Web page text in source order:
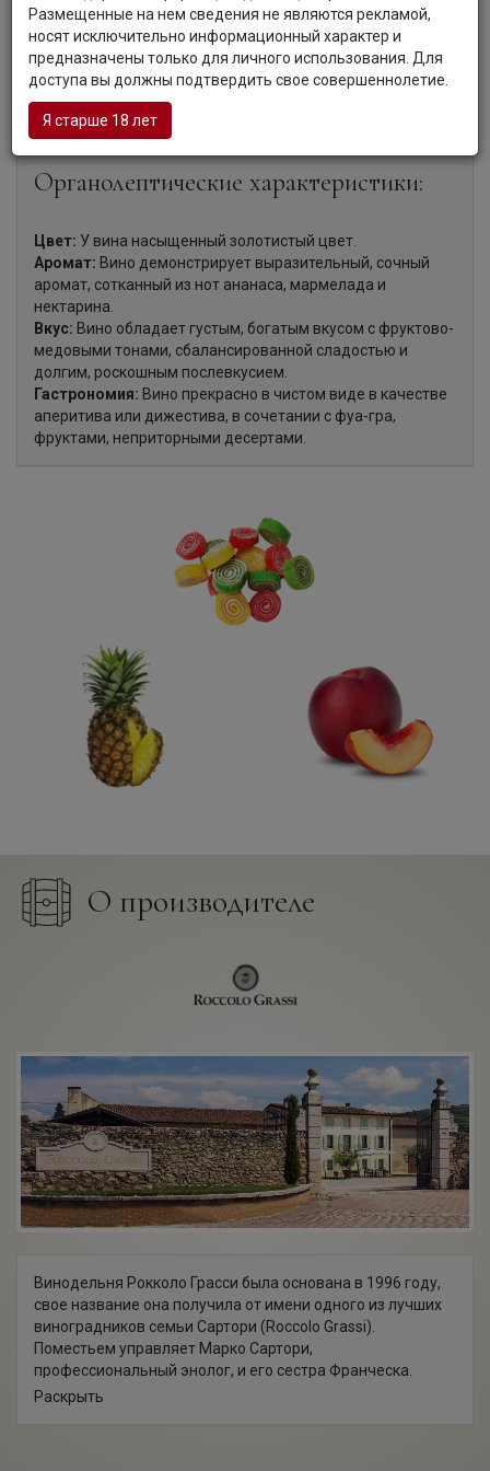
не выполняется. Созревание вина проходит в два этапа:
18 месяцев в дубовых бочках (20% новых) и 24 месяца в
бутылках. "Ла Бройя" выпускается в ограниченном
объеме, не превышающем 2400 бутылок в год.
Органолептические характеристики:
Цвет: У вина насыщенный золотистый цвет.
Аромат: Вино демонстрирует выразительный, сочный
аромат, сотканный из нот ананаса, мармелада и
нектарина.
Вкус: Вино обладает густым, богатым вкусом с фруктово-
медовыми тонами, сбалансированной сладостью и
долгим, роскошным послевкусием.
Гастрономия: Вино прекрасно в чистом виде в качестве
аперитива или дижестива, в сочетании с фуа-гра,
фруктами, неприторными десертами.
О производителе
Винодельня Рокколо Грасси была основана в 1996 году,
свое название она получила от имени одного из лучших
виноградников семьи Сартори (Roccolo Grassi).
Поместьем управляет Марко Сартори,
профессиональный энолог, и его сестра Франческа.
Помимо виноградников в Вальполичелле, семья владеет
Раскрыть
Размещенные на нем сведения не являются рекламой,
носят исключительно информационный характер и
предназначены только для личного использования. Для
доступа вы должны подтвердить свое совершеннолетие.
Я старше 18 лет